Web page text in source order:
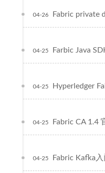
Fabric private
04-26
Farbic Java
04-25
Hyperledger
04-25
Fabric CA 1.4
04-25
Fabric Kafka入
04-25